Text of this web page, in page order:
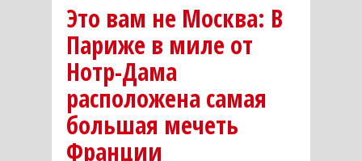
Это вам не Москва: В
Париже в миле от
Нотр-Дама
расположена самая
большая мечеть
Франции